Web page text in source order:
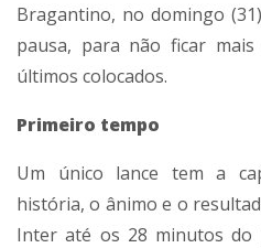
Bragantino, no domingo
pausa, para não ficar
últimos colocados.
Primeiro tempo
Um único lance tem a
história, o ânimo e o
Inter até os 28 minutos do